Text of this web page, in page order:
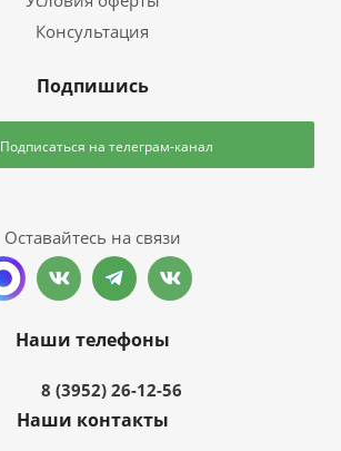
Консультация
Подпишись
Подписаться на телеграм-канал
Оставайтесь на связи
Наши телефоны
8 (3952) 26-12-56
Наши контакты